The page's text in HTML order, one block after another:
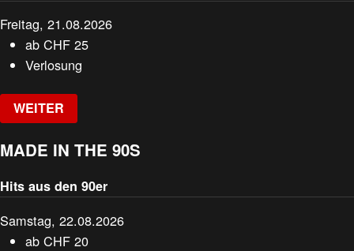
Freitag, 21.08.2026
abCHF 25
Verlosung
WEITER
MADE IN THE 90S
Hits aus den 90er
Samstag, 22.08.2026
abCHF 20